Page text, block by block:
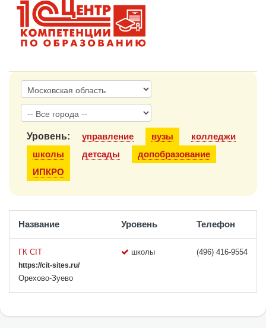
1С:Образование
Образовательные программы
Уровень: управление вузы
колледжи
школы
детсады
допобразование
ИПКРО
Название Уровень Телефон
ГК CIT
https://cit-sites.ru/
Орехово-Зуево
школы (496) 416-9554